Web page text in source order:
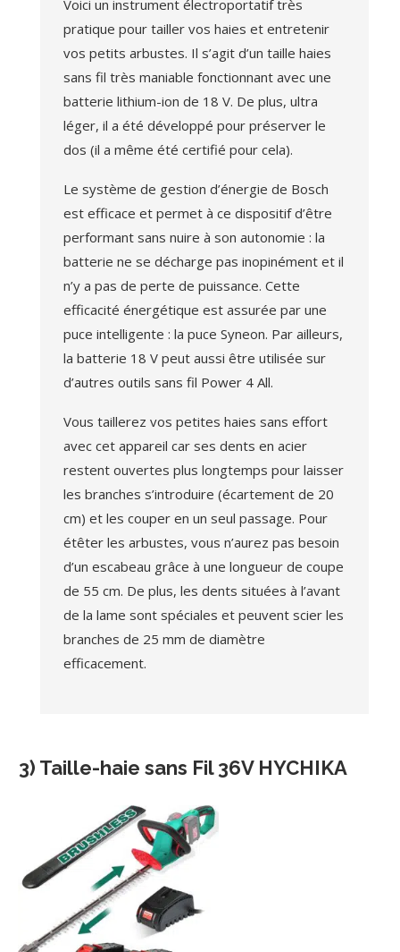
Voici un instrument électroportatif très
pratique pour tailler vos haies et entretenir
vos petits arbustes. Il s’agit d’un taille haies
sans fil très maniable fonctionnant avec une
batterie lithium-ion de 18 V. De plus, ultra
léger, il a été développé pour préserver le
dos (il a même été certifié pour cela).
Le système de gestion d’énergie de Bosch
est efficace et permet à ce dispositif d’être
performant sans nuire à son autonomie : la
batterie ne se décharge pas inopinément et il
n’y a pas de perte de puissance. Cette
efficacité énergétique est assurée par une
puce intelligente : la puce Syneon. Par ailleurs,
la batterie 18 V peut aussi être utilisée sur
d’autres outils sans fil Power 4 All.
Vous taillerez vos petites haies sans effort
avec cet appareil car ses dents en acier
restent ouvertes plus longtemps pour laisser
les branches s’introduire (écartement de 20
cm) et les couper en un seul passage. Pour
étêter les arbustes, vous n’aurez pas besoin
d’un escabeau grâce à une longueur de coupe
de 55 cm. De plus, les dents situées à l’avant
de la lame sont spéciales et peuvent scier les
branches de 25 mm de diamètre
efficacement.
3) Taille-haie sans Fil 36V HYCHIKA